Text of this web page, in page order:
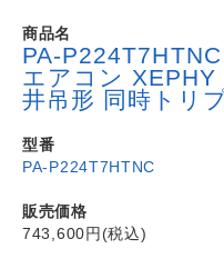
商品名
PA-
エアコン
井吊形 同時トリ
型番
PA-P224T7HTNC
販売価格
743,600円(税込)